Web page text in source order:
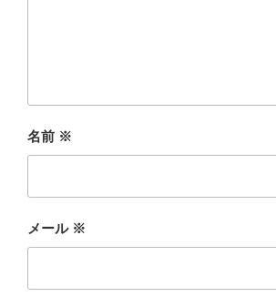
名前 ※
メール ※